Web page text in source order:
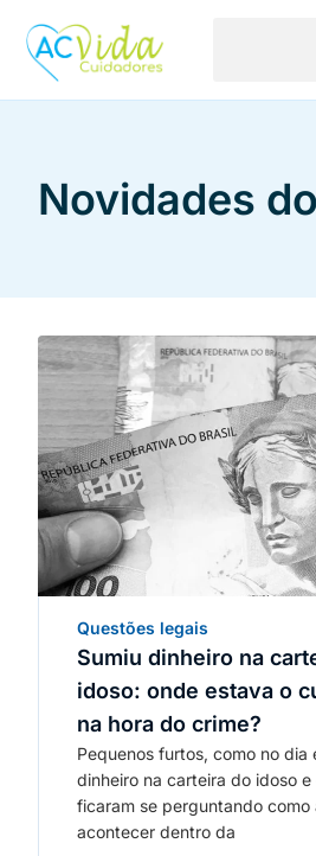
Novidades
Questões legais
Sumiu dinheiro na
idoso: onde estava o
na hora do crime?
Pequenos furtos, como no dia
dinheiro na carteira do idoso e
ficaram se perguntando como
acontecer dentro da